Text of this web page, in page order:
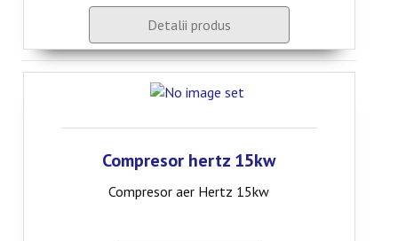
Detalii produs
Compresor hertz 15kw
Compresor aer Hertz 15kw